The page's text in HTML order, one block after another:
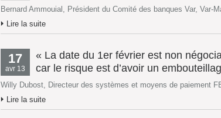
Bernard Ammouial, Président du Comité des banques Var, Var-
Lire la suite
17
avr 13
« La date du 1er février est non
car le risque est d’avoir un
Willy Dubost, Directeur des systèmes et moyens de paiement
Lire la suite